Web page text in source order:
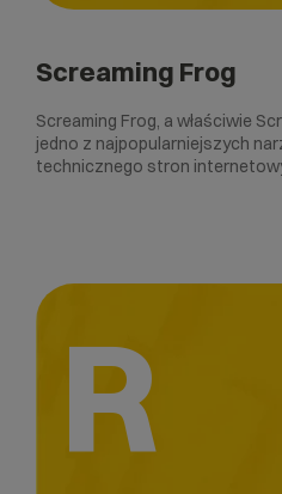
Screaming Frog
Screaming Frog, a właściwie
jedno z najpopularniejszych
technicznego stron
R